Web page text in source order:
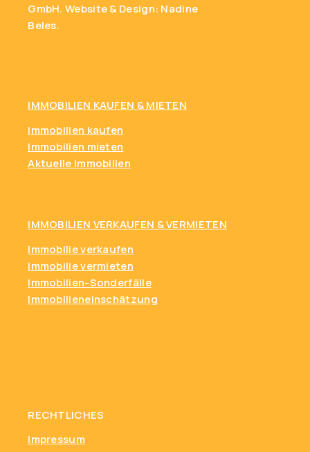
RECHTLICHES
Impressum
GmbH.Website & Design: Nadine
Beles.
IMMOBILIEN VERKAUFEN & VERMIETEN
Immobilie verkaufen
Immobilie vermieten
Immobilien-Sonderfälle
Immobilieneinschätzung
IMMOBILIEN KAUFEN & MIETEN
Immobilien kaufen
Immobilien mieten
Aktuelle Immobilien